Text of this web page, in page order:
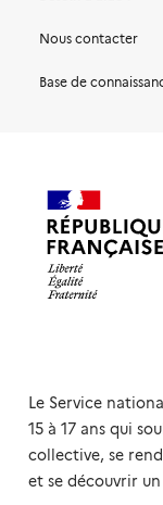
Nous contacter
Base de
Le Service
15 à 17 ans qui
collective, se
et se découvrir